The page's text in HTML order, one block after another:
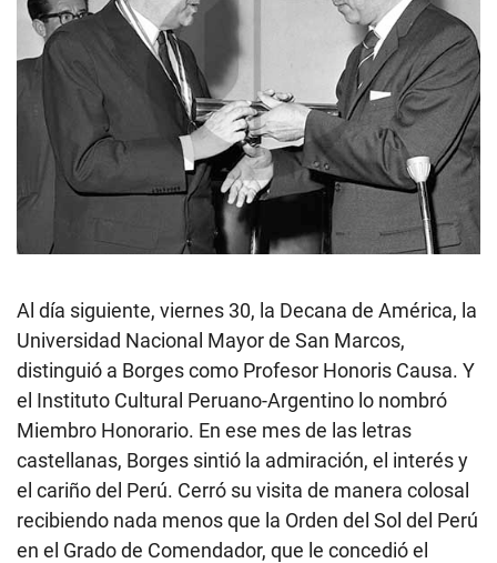
Al día siguiente, viernes 30, la Decana de América, la
Universidad Nacional Mayor de San Marcos,
distinguió a Borges como Profesor Honoris Causa. Y
el Instituto Cultural Peruano-Argentino lo nombró
Miembro Honorario. En ese mes de las letras
castellanas, Borges sintió la admiración, el interés y
el cariño del Perú. Cerró su visita de manera colosal
recibiendo nada menos que la Orden del Sol del Perú
en el Grado de Comendador, que le concedió el